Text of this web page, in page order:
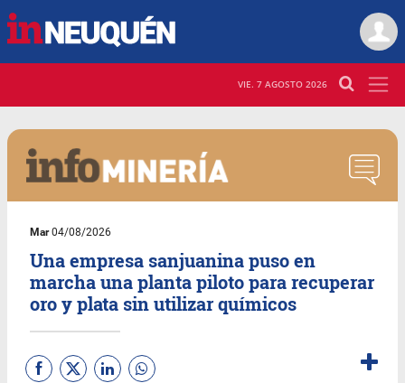
VIE. 7 AGOSTO 2026
Mar04/08/2026
Una empresa sanjuanina puso en
marcha una planta piloto para recuperar
oro y plata sin utilizar químicos